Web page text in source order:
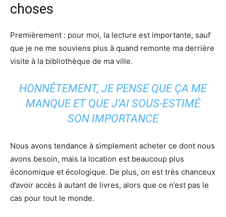
choses
Premièrement : pour moi, la lecture est importante, sauf
que je ne me souviens plus à quand remonte ma derrière
visite à la bibliothèque de ma ville.
HONNÊTEMENT, JE PENSE QUE ÇA ME
MANQUE ET QUE J’AI SOUS-ESTIMÉ
SON IMPORTANCE
Nous avons tendance à simplement acheter ce dont nous
avons besoin, mais la location est beaucoup plus
économique et écologique. De plus, on est très chanceux
d’avoir accès à autant de livres, alors que ce n’est pas le
cas pour tout le monde.